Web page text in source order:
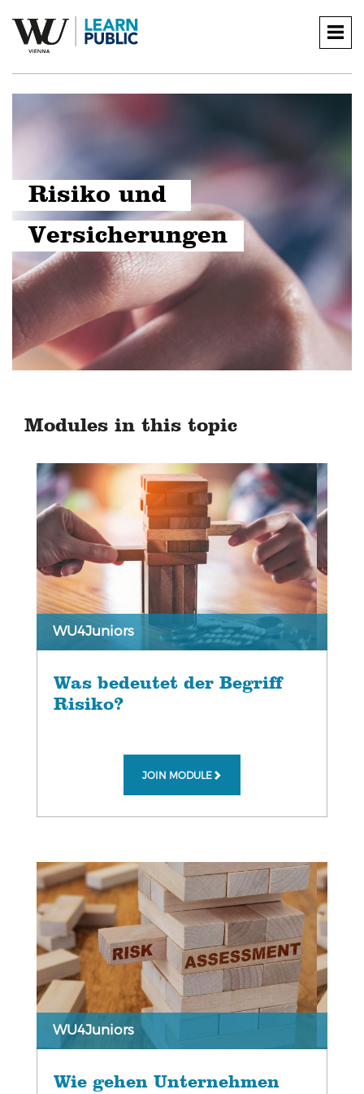
Risiko und
Versicherungen
Modules in this topic
WU4Juniors
Was bedeutet der Begriff
Risiko?
JOIN MODULE
WU4Juniors
Wie gehen Unternehmen